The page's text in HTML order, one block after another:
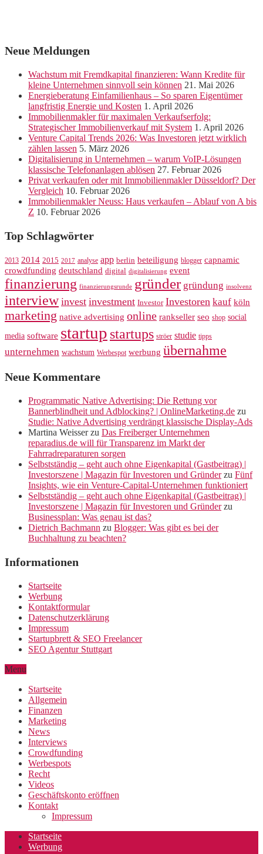
Neue Meldungen
Wachstum mit Fremdkapital finanzieren: Wann Kredite für
kleine Unternehmen sinnvoll sein können 21. Mai 2026
Energieberatung Einfamilienhaus – So sparen Eigentümer
langfristig Energie und Kosten 1. April 2026
Immobilienmakler für maximalen Verkaufserfolg:
Strategischer Immobilienverkauf mit System 1. April 2026
Venture Capital Trends 2026: Was Investoren jetzt wirklich
zählen lassen 5. März 2026
Digitalisierung in Unternehmen – warum VoIP-Lösungen
klassische Telefonanlagen ablösen 27. Februar 2026
Privat verkaufen oder mit Immobilienmakler Düsseldorf? Der
Vergleich 10. Februar 2026
Immobilienmakler Neuss: Haus verkaufen – Ablauf von A bis
Z 10. Februar 2026
Top Schlagwörter
2013 2014 2015 2017 analyse app berlin beteiligung blogger capnamic
crowdfunding deutschland digital digitalisierung event
finanzierung finanzierungsrunde gründer gründung insolvenz
interview invest investment Investor Investoren kauf köln
marketing native advertising online rankseller seo shop social
media software startup startups ströer studie tipps
unternehmen wachstum Werbespot werbung übernahme
Neue Kommentare
Programmatic Native Advertising: Die Rettung vor
Bannerblindheit und Adblocking? | OnlineMarketing.de zu
Studie: Native Advertising verdrängt klassische Display-Ads
Martina Weisserzu Das Freiberger Unternehmen
reparadius.de will für Transparenz im Markt der
Fahrradreparaturen sorgen
Selbstständig – geht auch ohne Eigenkapital (Gastbeitrag) |
Investorszene | Magazin für Investoren und Gründerzu Fünf
Insights, wie ein Venture-Capital-Unternehmen funktioniert
Selbstständig – geht auch ohne Eigenkapital (Gastbeitrag) |
Investorszene | Magazin für Investoren und Gründerzu
Businessplan: Was genau ist das?
Dietrich Bachmann zu Blogger: Was gibt es bei der
Buchhaltung zu beachten?
Informationen
Startseite
Werbung
Kontaktformular
Datenschutzerklärung
Impressum
Startupbrett & SEO Freelancer
SEO Agentur Stuttgart
Menu
Startseite
Allgemein
Finanzen
Marketing
News
Interviews
Crowdfunding
Werbespots
Recht
Videos
Geschäftskonto eröffnen
Kontakt
Impressum
Startseite
Werbung